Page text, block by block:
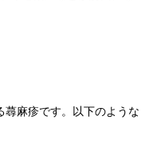
蕁麻疹です。以下のような